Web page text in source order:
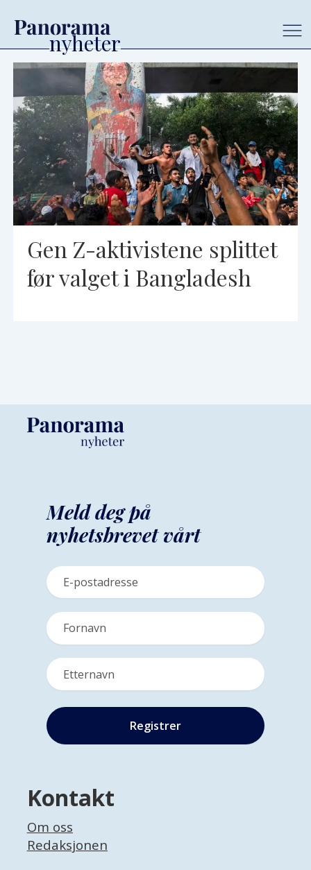
Tag:
ungdomsopprør
Gen Z-aktivistene splittet
før valget i Bangladesh
Meld deg på
nyhetsbrevet vårt
Kontakt
Om oss
Redaksjonen